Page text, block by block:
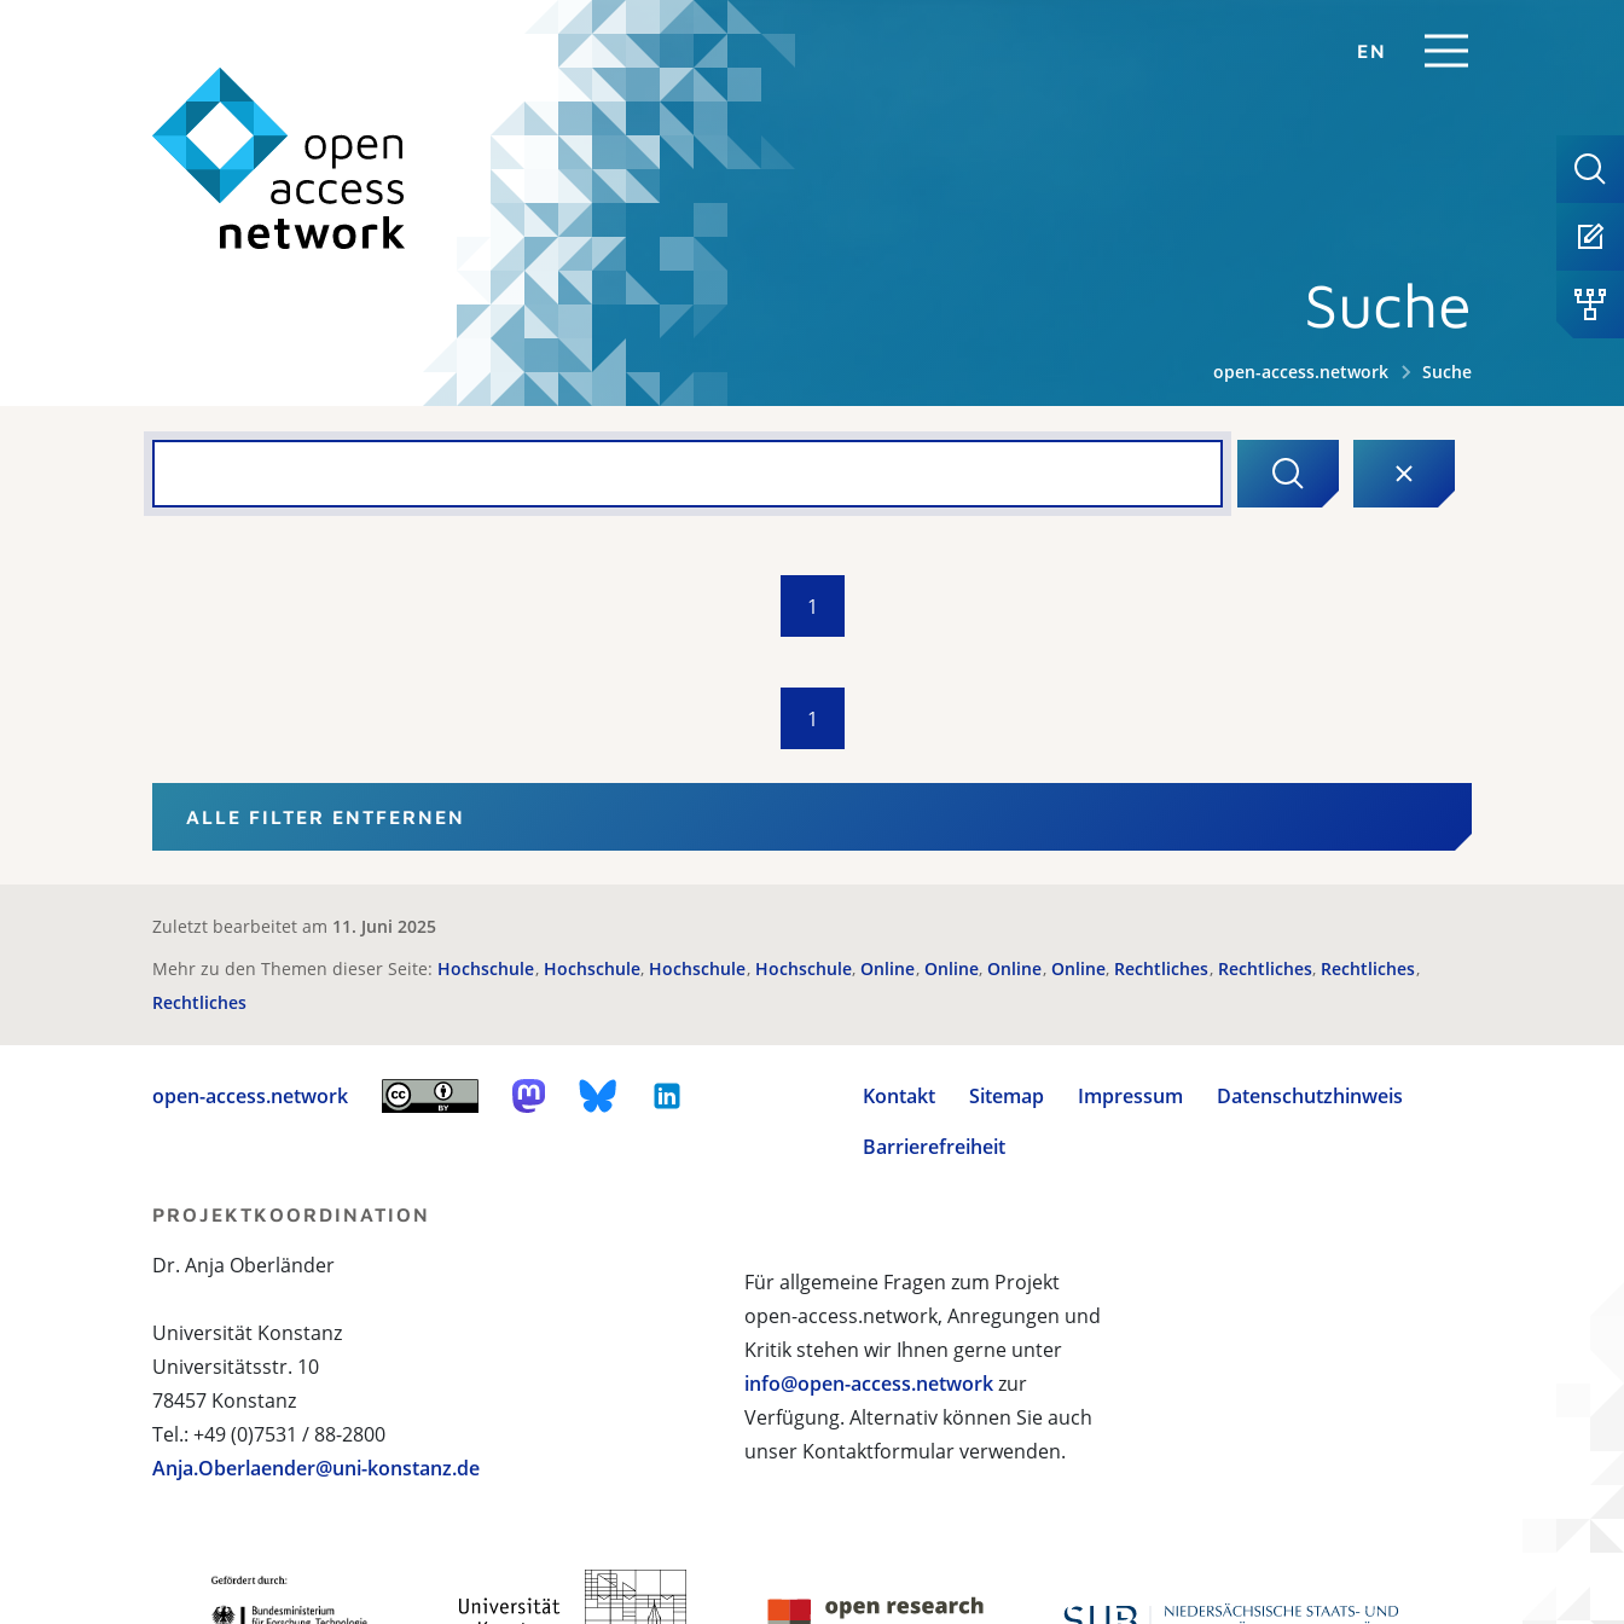
EN
Suche
open-access.network Suche
1
1
ALLE FILTER ENTFERNEN
Zuletzt bearbeitet am 11. Juni 2025
Mehr zu den Themen dieser Seite: Hochschule Hochschule Hochschule Hochschule Online Online Online Online Rechtliches Rechtliches Rechtliches
Rechtliches
open-access.network Kontakt Sitemap Impressum
Datenschutzhinweis
Barrierefreiheit
Für allgemeine Fragen zum Projekt
open-access.network, Anregungen und
Kritik stehen wir Ihnen gerne unter
info@open-access.networkzur
Verfügung. Alternativ können Sie auch
unser Kontaktformular verwenden.
PROJEKTKOORDINATION
Dr. Anja Oberländer
Universität Konstanz
Universitätsstr. 10
78457 Konstanz
Tel.: +49 (0)7531 / 88-2800
Anja.Oberlaender@uni-konstanz.de